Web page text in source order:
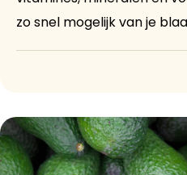
zo snel mogelijk van je